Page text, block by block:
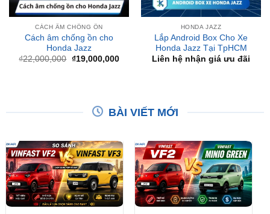
Cách âm chống ồn cho
Honda Jazz
22,000,000
Giá
gốc
là:
₫22,000,000.
₫19,000,000
₫19,000,000.
Lắp Android Box Cho Xe
Honda Jazz Tại TpHCM
Liên hệ nhận giá ưu đãi
So Sánh VinFast VF2 Với
VinFast VF3 Chi Tiết
So Sánh VinFast VF2 Với
VinFast Minio Green Chi
Tiết